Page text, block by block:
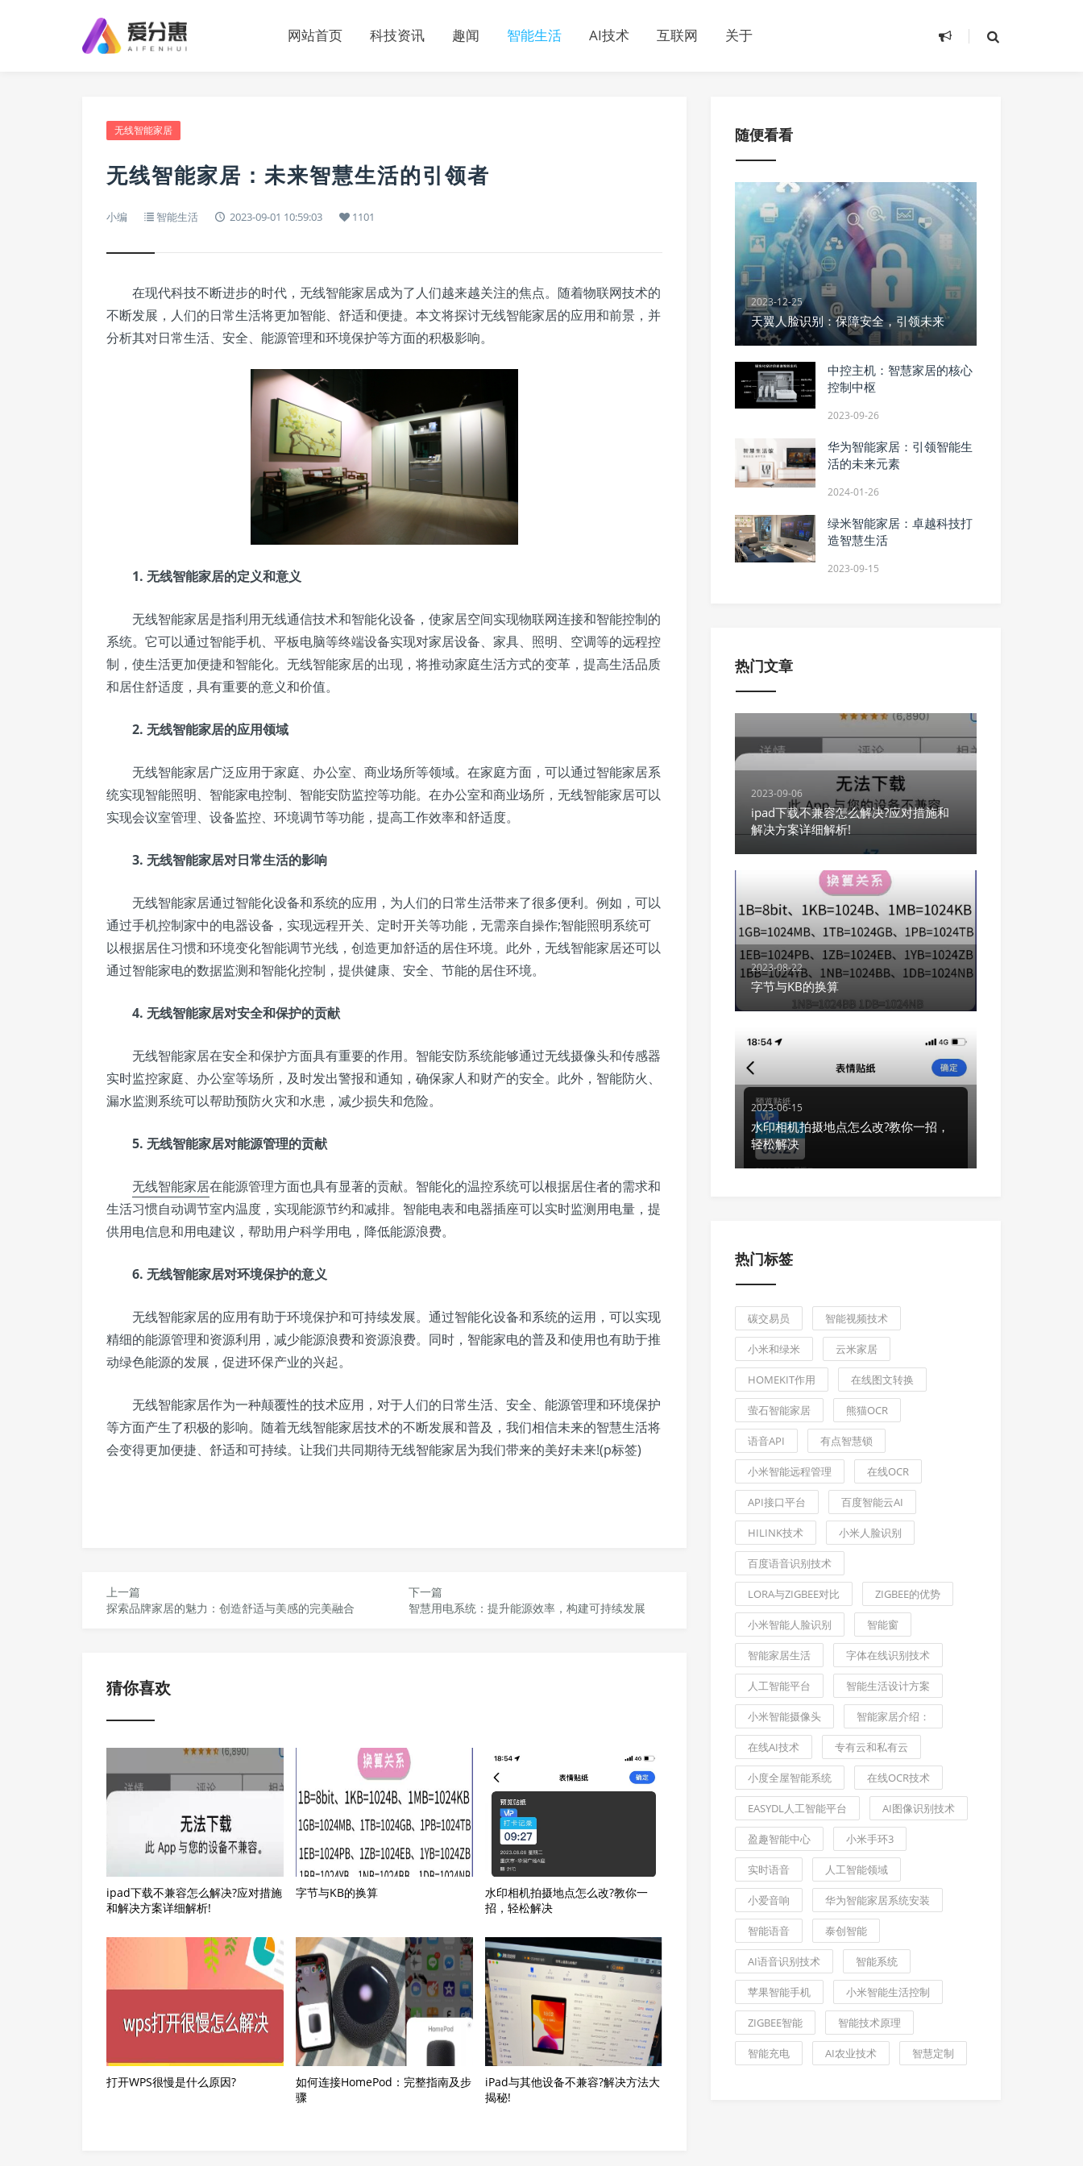
网站首页 科技资讯 趣闻 智能生活 AI技术 互联网 关于
无线智能家居
无线智能家居：未来智慧生活的引领者
小编 智能生活 2023-09-01 10:59:03 1101
在现代科技不断进步的时代，无线智能家居成为了人们越来越关注的焦点。随着物联网技术的
不断发展，人们的日常生活将更加智能、舒适和便捷。本文将探讨无线智能家居的应用和前景，并
分析其对日常生活、安全、能源管理和环境保护等方面的积极影响。
1. 无线智能家居的定义和意义
无线智能家居是指利用无线通信技术和智能化设备，使家居空间实现物联网连接和智能控制的
系统。它可以通过智能手机、平板电脑等终端设备实现对家居设备、家具、照明、空调等的远程控
制，使生活更加便捷和智能化。无线智能家居的出现，将推动家庭生活方式的变革，提高生活品质
和居住舒适度，具有重要的意义和价值。
2. 无线智能家居的应用领域
无线智能家居广泛应用于家庭、办公室、商业场所等领域。在家庭方面，可以通过智能家居系
统实现智能照明、智能家电控制、智能安防监控等功能。在办公室和商业场所，无线智能家居可以
实现会议室管理、设备监控、环境调节等功能，提高工作效率和舒适度。
3. 无线智能家居对日常生活的影响
无线智能家居通过智能化设备和系统的应用，为人们的日常生活带来了很多便利。例如，可以
通过手机控制家中的电器设备，实现远程开关、定时开关等功能，无需亲自操作;智能照明系统可
以根据居住习惯和环境变化智能调节光线，创造更加舒适的居住环境。此外，无线智能家居还可以
通过智能家电的数据监测和智能化控制，提供健康、安全、节能的居住环境。
4. 无线智能家居对安全和保护的贡献
无线智能家居在安全和保护方面具有重要的作用。智能安防系统能够通过无线摄像头和传感器
实时监控家庭、办公室等场所，及时发出警报和通知，确保家人和财产的安全。此外，智能防火、
漏水监测系统可以帮助预防火灾和水患，减少损失和危险。
5. 无线智能家居对能源管理的贡献
无线智能家居在能源管理方面也具有显著的贡献。智能化的温控系统可以根据居住者的需求和
生活习惯自动调节室内温度，实现能源节约和减排。智能电表和电器插座可以实时监测用电量，提
供用电信息和用电建议，帮助用户科学用电，降低能源浪费。
6. 无线智能家居对环境保护的意义
无线智能家居的应用有助于环境保护和可持续发展。通过智能化设备和系统的运用，可以实现
精细的能源管理和资源利用，减少能源浪费和资源浪费。同时，智能家电的普及和使用也有助于推
动绿色能源的发展，促进环保产业的兴起。
无线智能家居作为一种颠覆性的技术应用，对于人们的日常生活、安全、能源管理和环境保护
等方面产生了积极的影响。随着无线智能家居技术的不断发展和普及，我们相信未来的智慧生活将
会变得更加便捷、舒适和可持续。让我们共同期待无线智能家居为我们带来的美好未来!(p标签)
上一篇
探索品牌家居的魅力：创造舒适与美感的完美融合
下一篇
智慧用电系统：提升能源效率，构建可持续发展
猜你喜欢
ipad下载不兼容怎么解决?应对措施
和解决方案详细解析!
字节与KB的换算
水印相机拍摄地点怎么改?教你一
招，轻松解决
打开WPS很慢是什么原因?
如何连接HomePod：完整指南及步
骤
iPad与其他设备不兼容?解决方法大
揭秘!
随便看看
2023-12-25
天翼人脸识别：保障安全，引领未来
中控主机：智慧家居的核心
控制中枢
2023-09-26
华为智能家居：引领智能生
活的未来元素
2024-01-26
绿米智能家居：卓越科技打
造智慧生活
2023-09-15
热门文章
2023-09-06
ipad下载不兼容怎么解决?应对措施和
解决方案详细解析!
2023-08-22
字节与KB的换算
2023-06-15
水印相机拍摄地点怎么改?教你一招，
轻松解决
热门标签
碳交易员 智能视频技术
小米和绿米 云米家居
HOMEKIT作用 在线图文转换
萤石智能家居 熊猫OCR
语音API 有点智慧锁
小米智能远程管理 在线OCR
API接口平台 百度智能云AI
HILINK技术 小米人脸识别
百度语音识别技术
LORA与ZIGBEE对比 ZIGBEE的优势
小米智能人脸识别 智能窗
智能家居生活 字体在线识别技术
人工智能平台 智能生活设计方案
小米智能摄像头 智能家居介绍：
在线AI技术 专有云和私有云
小度全屋智能系统 在线OCR技术
EASYDL人工智能平台 AI图像识别技术
盈趣智能中心 小米手环3
实时语音 人工智能领域
小爱音响 华为智能家居系统安装
智能语音 泰创智能
AI语音识别技术 智能系统
苹果智能手机 小米智能生活控制
ZIGBEE智能 智能技术原理
智能充电 AI农业技术 智慧定制